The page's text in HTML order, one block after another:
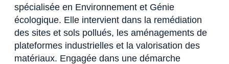
spécialisée en Environnement et Génie
écologique. Elle intervient dans la remédiation
des sites et sols pollués, les aménagements de
plateformes industrielles et la valorisation des
matériaux. Engagée dans une démarche